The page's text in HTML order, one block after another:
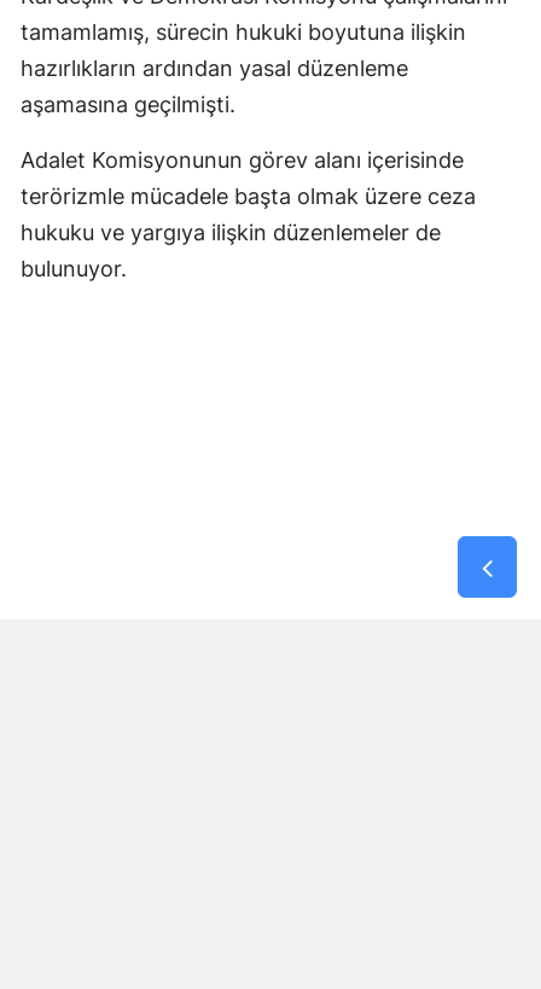
tamamlamış, sürecin hukuki boyutuna ilişkin
hazırlıkların ardından yasal düzenleme
aşamasına geçilmişti.
Adalet Komisyonunun görev alanı içerisinde
terörizmle mücadele başta olmak üzere ceza
hukuku ve yargıya ilişkin düzenlemeler de
bulunuyor.